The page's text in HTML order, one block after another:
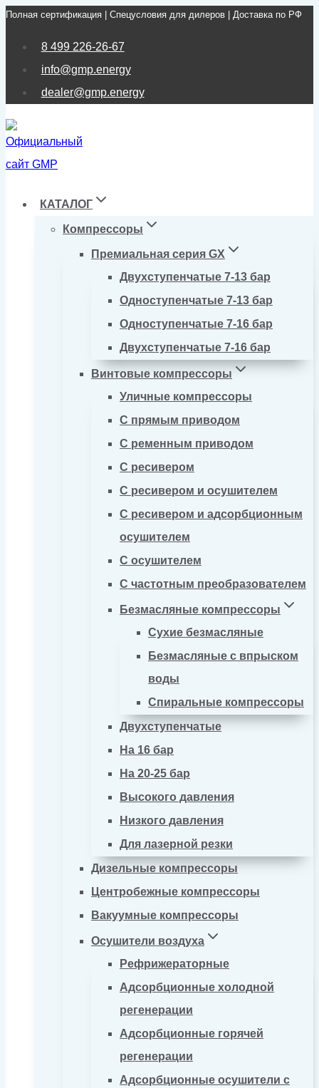
Перейти
Полная сертификация | Спецусловия для дилеров | Доставка по РФ
8 499 226-26-67
info@gmp.energy
dealer@gmp.energy
КАТАЛОГ
Компрессоры
Премиальная серия GX
Двухступенчатые 7-13 бар
Одноступенчатые 7-13 бар
Одноступенчатые 7-16 бар
Двухступенчатые 7-16 бар
Винтовые компрессоры
Уличные компрессоры
С прямым приводом
С ременным приводом
С ресивером
С ресивером и осушителем
С ресивером и адсорбционным
осушителем
С осушителем
С частотным преобразователем
Безмасляные компрессоры
Сухие безмасляные
Безмасляные с впрыском
воды
Спиральные компрессоры
Двухступенчатые
На 16 бар
На 20-25 бар
Высокого давления
Низкого давления
Для лазерной резки
Дизельные компрессоры
Центробежные компрессоры
Вакуумные компрессоры
Осушители воздуха
Рефрижераторные
Адсорбционные холодной
регенерации
Адсорбционные горячей
регенерации
Адсорбционные осушители с